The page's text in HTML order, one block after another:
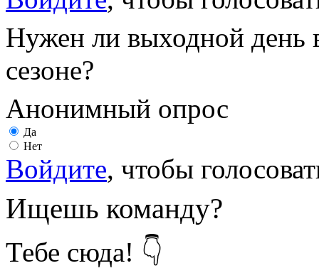
Нужен ли выходной день
сезоне?
Анонимный опрос
Да
Нет
Войдите, чтобы
Ищешь команду?
Тебе сюда! 👇